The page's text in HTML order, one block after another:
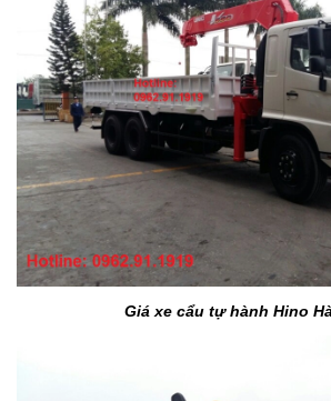
Giá xe cẩu tự hành Hino